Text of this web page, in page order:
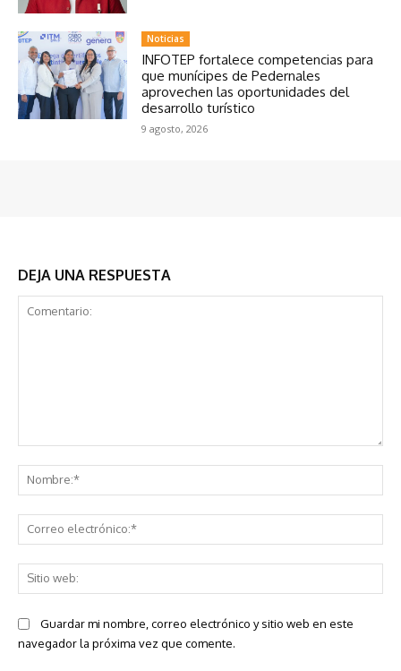
Noticias
INFOTEP fortalece competencias para
que munícipes de Pedernales
aprovechen las oportunidades del
desarrollo turístico
9 agosto, 2026
DEJA UNA RESPUESTA
Guardar mi nombre, correo electrónico y sitio web en este
navegador la próxima vez que comente.